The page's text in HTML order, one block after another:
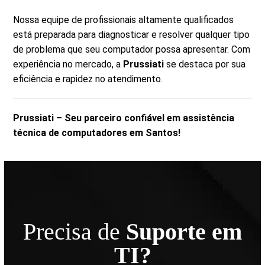
Nossa equipe de profissionais altamente qualificados
está preparada para diagnosticar e resolver qualquer tipo
de problema que seu computador possa apresentar. Com
experiência no mercado, a Prussiati se destaca por sua
eficiência e rapidez no atendimento.
Prussiati – Seu parceiro confiável em assistência
técnica de computadores em Santos!
Precisa de Suporte em
TI?